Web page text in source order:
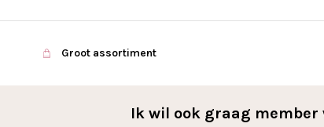
Groot assortiment
Ik wil ook graag member